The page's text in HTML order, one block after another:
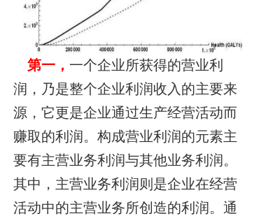
第一， 一个企业所获得的营业利
润，乃是整个企业利润收入的主要来
源，它更是企业通过生产经营活动而
赚取的利润。构成营业利润的元素主
要有主营业务利润与其他业务利润。
其中，主营业务利润则是企业在经营
活动中的主营业务所创造的利润。通